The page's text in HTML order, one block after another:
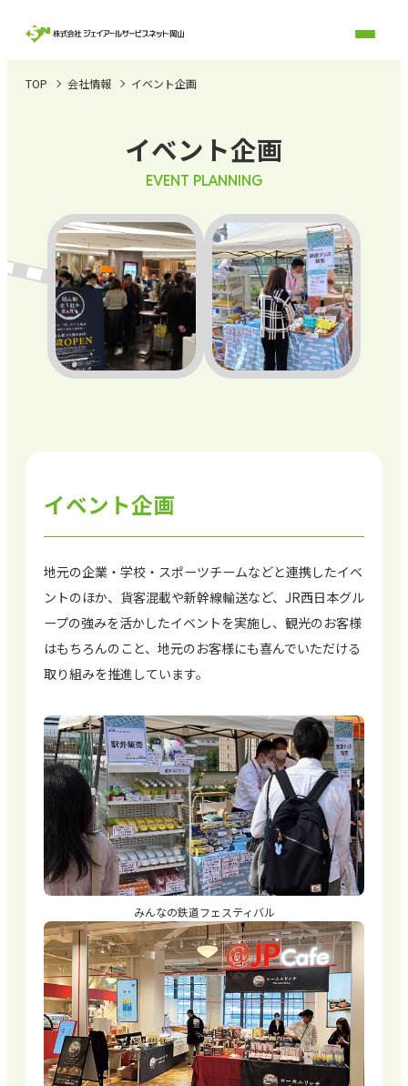
TOP 会社情報 イベント企画
イベント企画
EVENT PLANNING
イベント企画
地元の企業・学校・スポーツチームなどと連携したイベ
ントのほか、貨客混載や新幹線輸送など、JR西日本グル
ープの強みを活かしたイベントを実施し、観光のお客様
はもちろんのこと、地元のお客様にも喜んでいただける
取り組みを推進しています。
みんなの鉄道フェスティバル